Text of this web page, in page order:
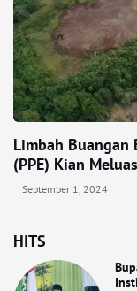
HITS
Limbah Buangan
(PPE) Kian
September 1, 2024